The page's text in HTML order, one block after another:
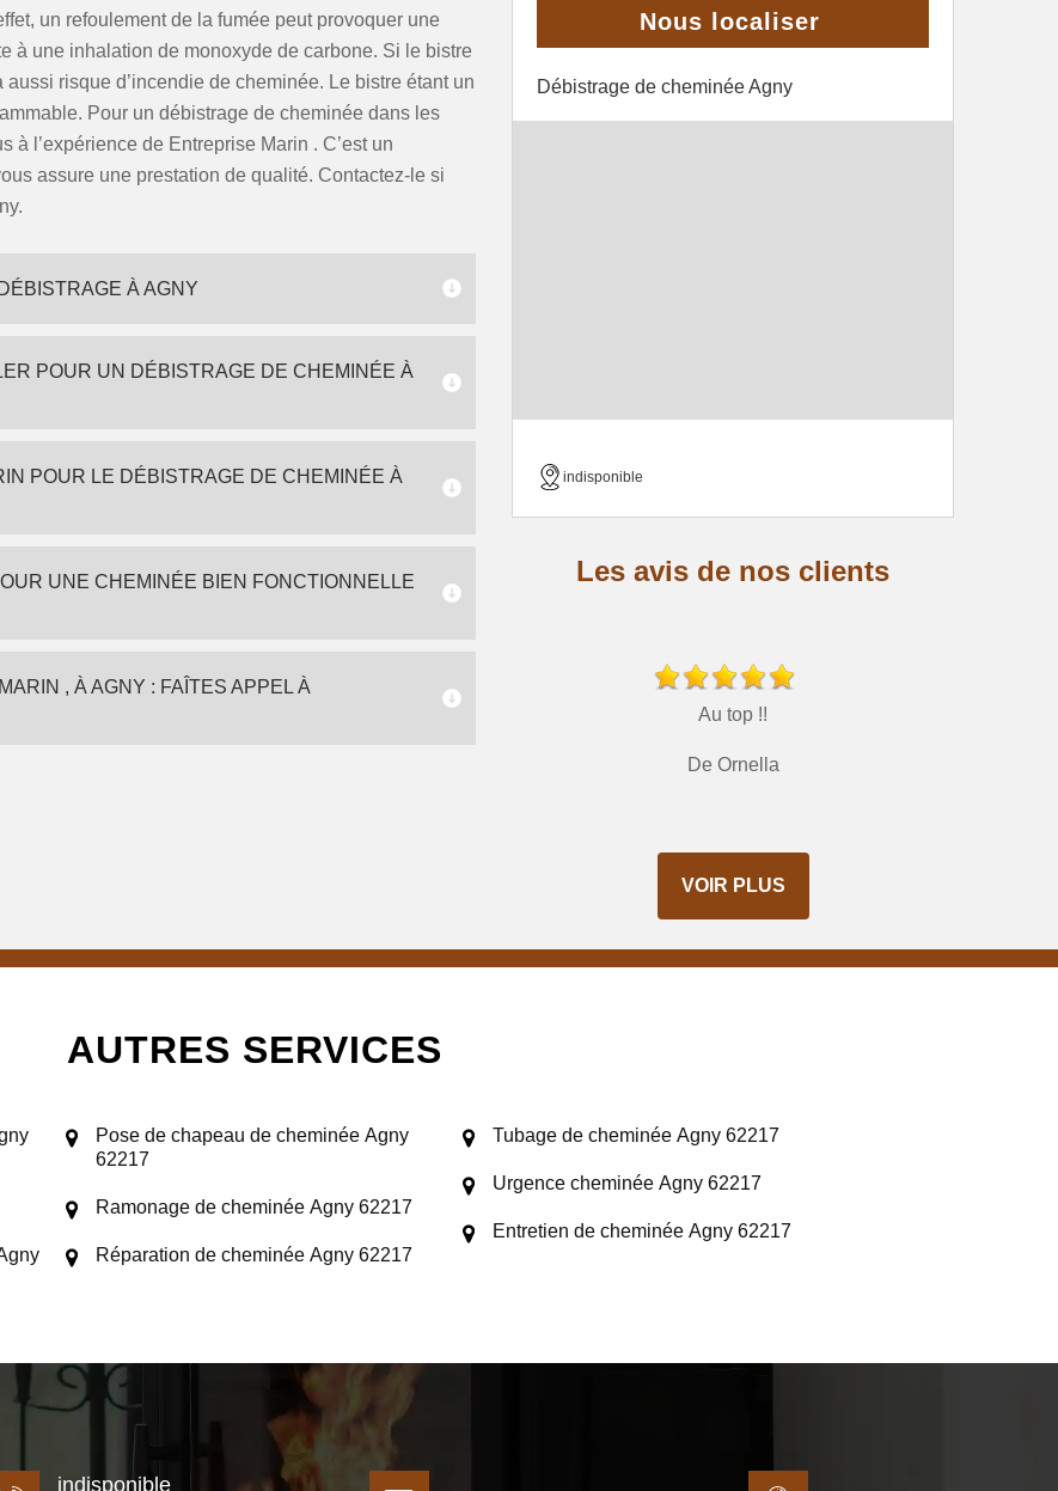
un refoulement de la fumée peut provoquer une
à une inhalation de monoxyde de carbone. Si le bistre
aussi risque d’incendie de cheminée. Le bistre étant un
Pour un débistrage de cheminée dans les
à l’expérience de Entreprise Marin . C’est un
assure une prestation de qualité. Contactez-le si
À AGNY
POUR UN DÉBISTRAGE DE CHEMINÉE À
POUR LE DÉBISTRAGE DE CHEMINÉE À
UNE CHEMINÉE BIEN FONCTIONNELLE
, À AGNY : FAÎTES APPEL À
Nous localiser
Débistrage de cheminée Agny
indisponible
Les avis de nos clients
Au top !!
De Ornella
VOIR PLUS
AUTRES SERVICES
Pose de chapeau de cheminée Agny
62217
Ramonage de cheminée Agny 62217
Réparation de cheminée Agny 62217
Tubage de cheminée Agny 62217
Urgence cheminée Agny 62217
Entretien de cheminée Agny 62217
indisponible